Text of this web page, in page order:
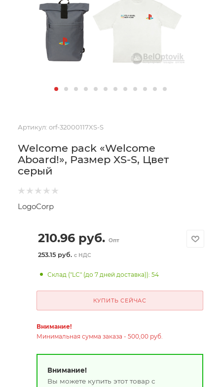
Артикул: orf-32000117XS-S
Welcome pack «Welcome
Aboard!», Размер XS-S, Цвет
серый
LogoCorp
210.96руб. Опт
253.15 руб. с НДС
Склад ("LC" (до 7 дней доставка)): 54
КУПИТЬ СЕЙЧАС
Внимание!
Минимальная сумма заказа - 500,00 руб.
Внимание!
Вы можете купить этот товар с